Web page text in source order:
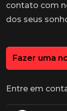
contato com
dos seus
Fazer uma
Entre em